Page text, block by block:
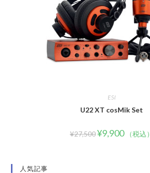
ESI
U22 XT cosMik Set
¥27,500¥9,900 （税込）
人気記事